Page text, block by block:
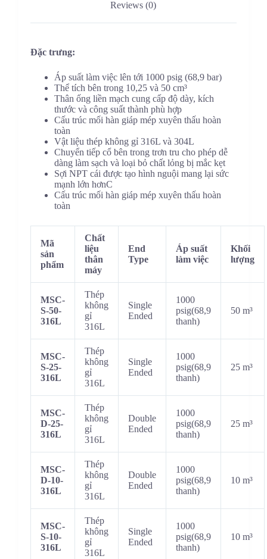
Reviews (0)
Đặc trưng:
Áp suất làm việc lên tới 1000 psig (68,9 bar)
Thể tích bên trong 10,25 và 50 cm³
Thân ống liền mạch cung cấp độ dày, kích
thước và công suất thành phù hợp
Cấu trúc mối hàn giáp mép xuyên thấu hoàn
toàn
Vật liệu thép không gỉ 316L và 304L
Chuyển tiếp cổ bên trong trơn tru cho phép dễ
dàng làm sạch và loại bỏ chất lỏng bị mắc kẹt
Sợi NPT cái được tạo hình nguội mang lại sức
mạnh lớn hơnC
Cấu trúc mối hàn giáp mép xuyên thấu hoàn
toàn
Mã
sản
phẩm
Chất
liệu
thân
máy
End
Type
Áp suất
làm việc
Khối
lượng
MSC-
S-50-
316L
Thép
không
gỉ
316L
Single
Ended
1000
psig(68,9
thanh)
50 m³
MSC-
S-25-
316L
Thép
không
gỉ
316L
Single
Ended
1000
psig(68,9
thanh)
25 m³
MSC-
D-25-
316L
Thép
không
gỉ
316L
Double
Ended
1000
psig(68,9
thanh)
25 m³
MSC-
D-10-
316L
Thép
không
gỉ
316L
Double
Ended
1000
psig(68,9
thanh)
10 m³
MSC-
S-10-
316L
Thép
không
gỉ
316L
Single
Ended
1000
psig(68,9
thanh)
10 m³